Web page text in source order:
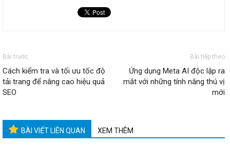
Bài trước
Cách kiểm tra và tối ưu tốc độ
tải trang để nâng cao hiệu quả
SEO
Bài tiếp theo
Ứng dụng Meta AI độc lập ra
mắt với những tính năng thú vị
mới
BÀI VIẾT LIÊN QUAN XEM THÊM